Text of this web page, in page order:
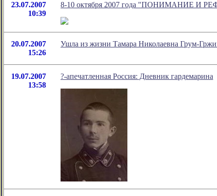
23.07.2007
10:39
8-10 октября 2007 года "ПОНИМАНИЕ
20.07.2007
15:26
Ушла из жизни Тамара Николаевна Грум-
19.07.2007
13:58
?-апечатленная Россия: Дневник гардемарина